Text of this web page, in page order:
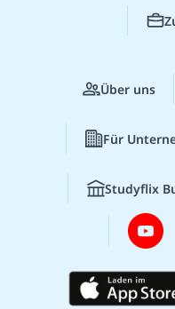
Über uns
Für
Studyflix